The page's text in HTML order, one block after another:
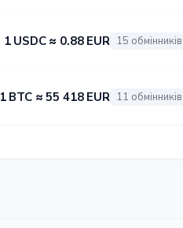
1 USDC ≈ 0.88 EUR 15 обмінників
1 BTC ≈ 55 418 EUR 11 обмінників